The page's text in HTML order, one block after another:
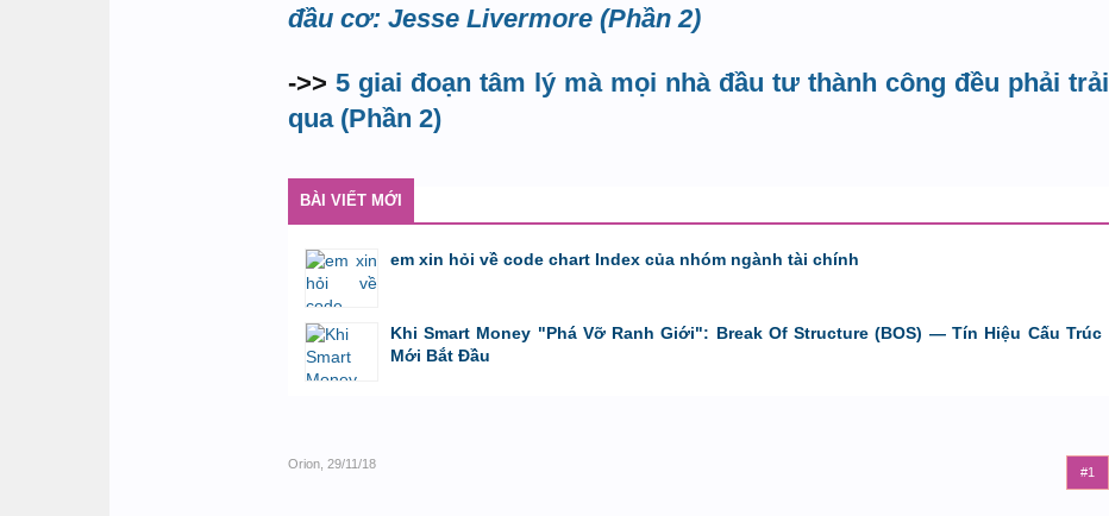
đầu cơ: Jesse Livermore (Phần 2)
->> 5 giai đoạn tâm lý mà mọi nhà đầu tư thành công đều phải trải
qua (Phần 2)
BÀI VIẾT MỚI
em xin hỏi về code chart Index của nhóm ngành tài chính
bởi GiaBao09052000 ,8/7/26 lúc 10:21
Khi Smart Money "Phá Vỡ Ranh Giới": Break Of Structure (BOS) — Tín Hiệu Cấu Trúc
Mới Bắt Đầu
Orion 29/11/18
#1